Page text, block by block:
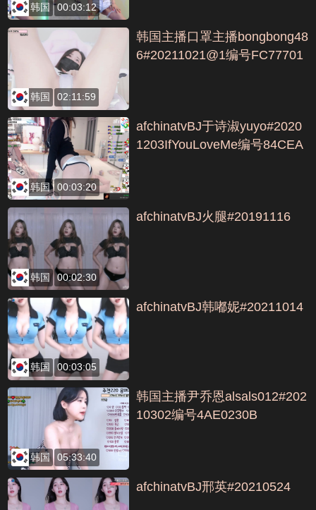
韩国 00:03:12
韩国 02:11:59
韩国主播口罩主播bongbong48
6#20211021@1编号FC77701
韩国 00:03:20
afchinatvBJ于诗淑yuyo#2020
1203IfYouLoveMe编号84CEA
韩国 00:02:30
afchinatvBJ火腿#20191116
韩国 00:03:05
afchinatvBJ韩嘟妮#20211014
韩国 05:33:40
韩国主播尹乔恩alsals012#202
10302编号4AE0230B
afchinatvBJ邢英#20210524